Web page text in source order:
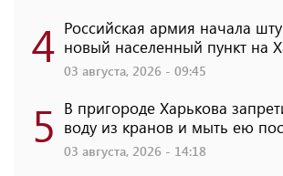
4 Российская армия начала
новый населенный пункт на
03 августа, 2026 - 09:45
5 В пригороде Харькова
воду из кранов и мыть ею
03 августа, 2026 - 14:18